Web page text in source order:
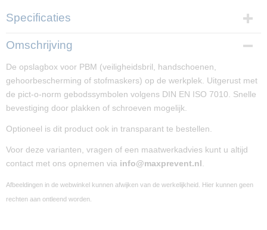
Specificaties
Productcode
PP02232-849
Afmetingen (l,b,h)
12 x 23,60 x 12 cm
Omschrijving
De opslagbox voor PBM (veiligheidsbril, handschoenen,
gehoorbescherming of stofmaskers) op de werkplek. Uitgerust met
de pict-o-norm gebodssymbolen volgens DIN EN ISO 7010. Snelle
bevestiging door plakken of schroeven mogelijk.
Optioneel is dit product ook in transparant te bestellen.
Voor deze varianten, vragen of een maatwerkadvies kunt u altijd
contact met ons opnemen via info@maxprevent.nl
Afbeeldingen in de webwinkel kunnen afwijken van de werkelijkheid. Hier kunnen geen
rechten aan ontleend worden.